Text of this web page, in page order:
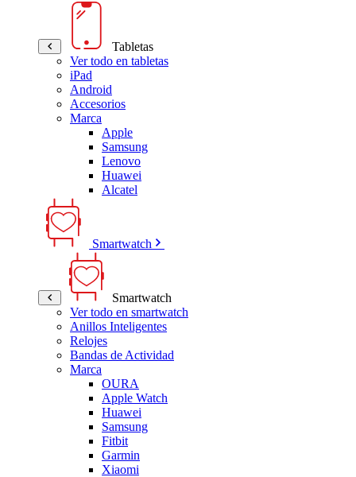
Tabletas
Ver todo en tabletas
iPad
Android
Accesorios
Marca
Apple
Samsung
Lenovo
Huawei
Alcatel
Smartwatch
Smartwatch
Ver todo en smartwatch
Anillos Inteligentes
Relojes
Bandas de Actividad
Marca
OURA
Apple Watch
Huawei
Samsung
Fitbit
Garmin
Xiaomi